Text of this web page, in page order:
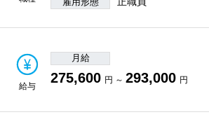
給与
月給
275,600 円 ～ 293,000 円